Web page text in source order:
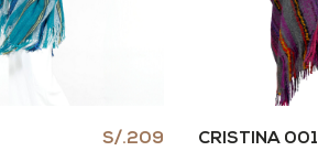
S/.209 CRISTINA 001